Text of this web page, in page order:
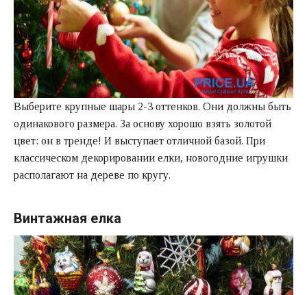
Выберите крупные шары 2-3 оттенков. Они должны быть
одинакового размера. За основу хорошо взять золотой
цвет: он в тренде! И выступает отличной базой. При
классическом декорировании елки, новогодние игрушки
располагают на дереве по кругу.
Винтажная елка